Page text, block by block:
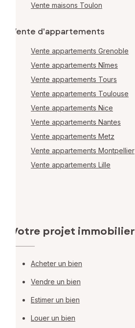
Vente maisons Toulon
Vente d'appartements
Vente appartements Grenoble
Vente appartements Nîmes
Vente appartements Tours
Vente appartements Toulouse
Vente appartements Nice
Vente appartements Nantes
Vente appartements Metz
Vente appartements Montpellier
Vente appartements Lille
Votre projet immobilier
Acheter un bien
Vendre un bien
Estimer un bien
Louer un bien